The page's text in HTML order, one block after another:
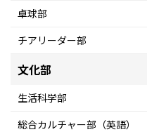
卓球部
チアリーダー部
文化部
生活科学部
総合カルチャー部（英語）